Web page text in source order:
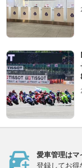
愛車管理はマ
登録してお得